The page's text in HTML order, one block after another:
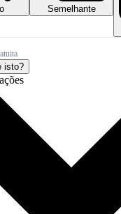
Semelhante
isto?